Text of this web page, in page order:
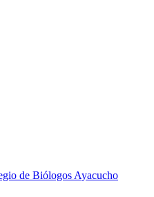
de Biólogos Ayacucho